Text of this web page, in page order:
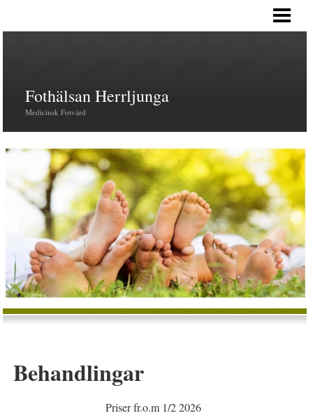
OM MIG
KONTAKT
VANLIGA FRÅGOR
Fothälsan Herrljunga
Medicinsk Fotvård
Behandlingar
Priser fr.o.m 1/2 2026